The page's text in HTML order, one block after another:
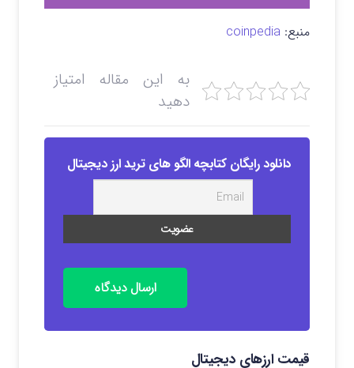
منبع: coinpedia
به این مقاله امتیاز
دهید
دانلود رایگان کتابچه الگو های ترید ارز دیجیتال
ارسال دیدگاه
قیمت ارزهای دیجیتال